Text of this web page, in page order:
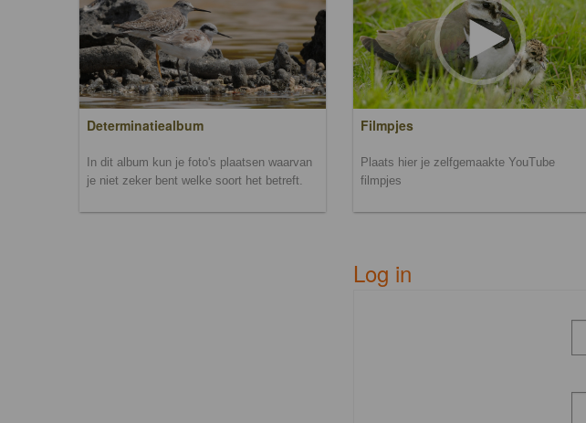
Determinatiealbum
In dit album kun je foto's plaatsen waarvan
je niet zeker bent welke soort het betreft.
Filmpjes
Plaats hier je zelfgemaakte YouTube
filmpjes
Log in